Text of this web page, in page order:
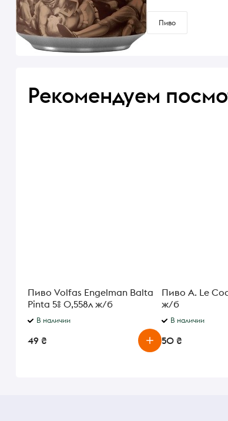
Пиво
Рекомендуем
Пиво Volfas Engelman Balta
Pinta 5% 0,558л ж/б
В наличии
49 ₴
Пиво A. Le Coq Premium 0,5л
ж/б
В наличии
50 ₴